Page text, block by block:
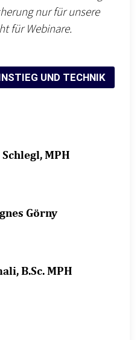
nur für unsere
für Webinare.
UND TECHNIK
MPH
Görny
B.Sc. MPH